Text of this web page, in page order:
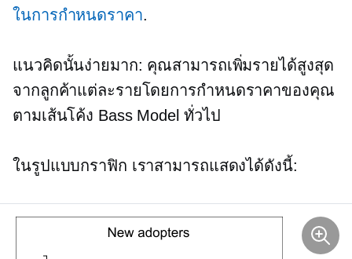
ในการกำหนดราคา.
แนวคิดนั้นง่ายมาก: คุณสามารถเพิ่มรายได้สูงสุด
จากลูกค้าแต่ละรายโดยการกำหนดราคาของคุณ
ตามเส้นโค้ง Bass Model ทั่วไป
ในรูปแบบกราฟิก เราสามารถแสดงได้ดังนี้: